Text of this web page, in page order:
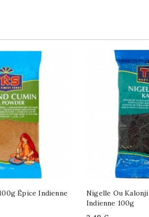
Épice Indienne
Nigelle Ou
Indienne 100g